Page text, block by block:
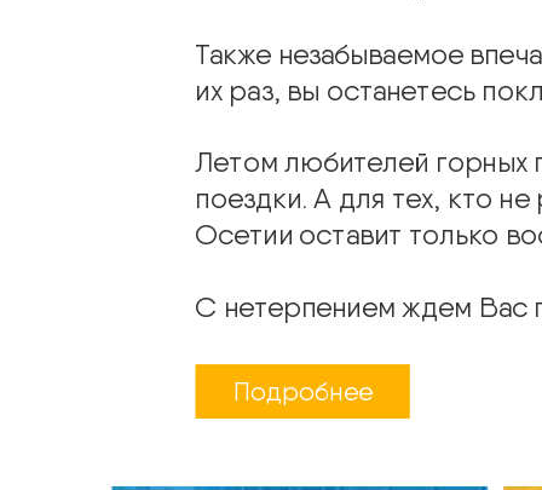
Также незабываемое
их раз, вы останетесь
Летом любителей горных
поездки. А для тех, кто
Осетии оставит только
С нетерпением ждем Вас
Подробнее